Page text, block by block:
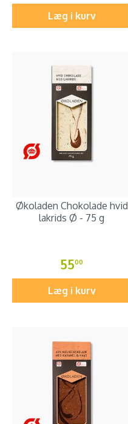
Læg i kurv
Økoladen Chokolade hvid
lakrids Ø - 75 g
5500
Læg i kurv